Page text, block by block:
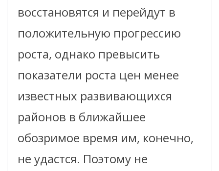
восстановятся и перейдут в
положительную прогрессию
роста, однако превысить
показатели роста цен менее
известных развивающихся
районов в ближайшее
обозримое время им, конечно,
не удастся. Поэтому не